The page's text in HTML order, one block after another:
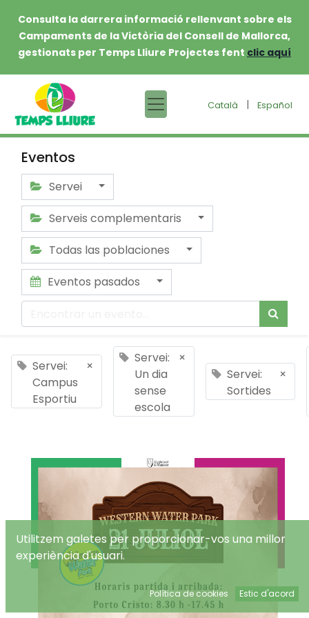
Consulta la darrera informació rellenvant sobre els
Campaments de la Victòria del Consell de Mallorca,
gestionats per Temps Lliure Projectes fent clic aquí
Català | Español
Eventos
Servei
Serveis complementaris
Todas las poblaciones
Eventos pasados
Servei:
Campus
Esportiu
×
Servei:
Un dia
sense
escola
×
Servei:
Sortides
×
Utilitzem galetes per proporcionar-vos una millor
experiència d'usuari.
Política de cookies Estic d'acord